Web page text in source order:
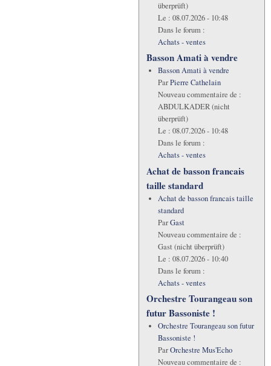
überprüft)
Le : 08.07.2026 - 10:48
Dans le forum :
Achats - ventes
Basson Amati à vendre
Basson Amati à vendre
ParPierre Cathelain
Nouveau commentaire de :
ABDULKADER (nicht
überprüft)
Le : 08.07.2026 - 10:48
Dans le forum :
Achats - ventes
Achat de basson francais
taille standard
Achat de basson francais taille
standard
ParGast
Nouveau commentaire de :
Gast (nicht überprüft)
Le : 08.07.2026 - 10:40
Dans le forum :
Achats - ventes
Orchestre Tourangeau son
futur Bassoniste !
Orchestre Tourangeau son futur
Bassoniste !
ParOrchestre Mus'Echo
Nouveau commentaire de :